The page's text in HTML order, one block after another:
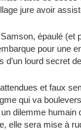
jure avoir
épaulé (et
pour une
d’un lourd secret
et faux
qui va
dilemme humain
elle sera mise à